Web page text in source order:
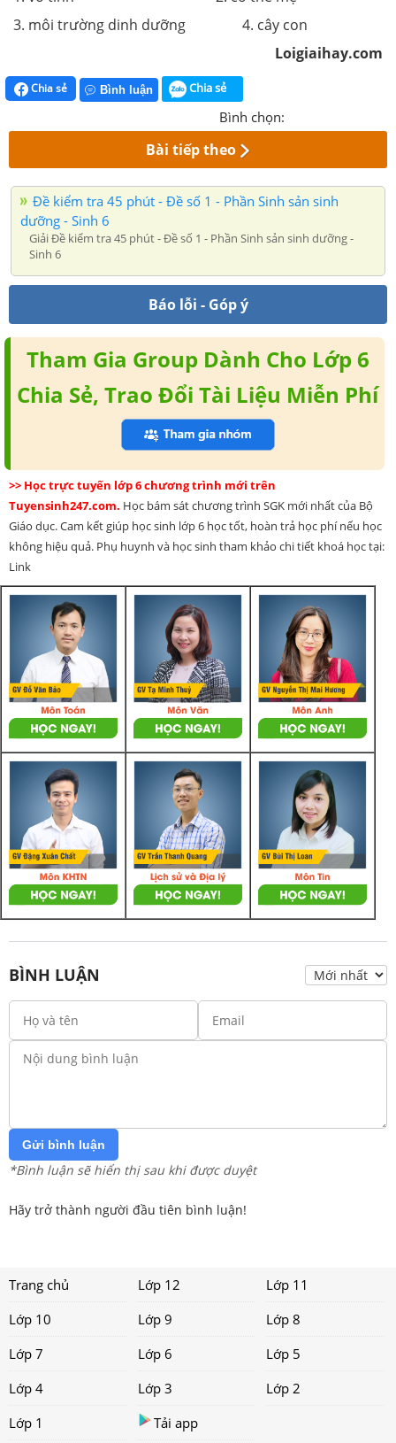
3. môi trường dinh dưỡng 4. cây con
Loigiaihay.com
Chia sẻ Bình luận Chia sẻ
Bình chọn:
Bài tiếp theo
Đề kiểm tra 45 phút - Đề số 1 - Phần Sinh sản sinh
dưỡng - Sinh 6
Giải Đề kiểm tra 45 phút - Đề số 1 - Phần Sinh sản sinh dưỡng -
Sinh 6
Báo lỗi - Góp ý
Tham Gia Group Dành Cho Lớp 6
Chia Sẻ, Trao Đổi Tài Liệu Miễn Phí
>> Học trực tuyến lớp 6 chương trình mới trên
Tuyensinh247.com. Học bám sát chương trình SGK mới nhất của Bộ
Giáo dục. Cam kết giúp học sinh lớp 6 học tốt, hoàn trả học phí nếu học
không hiệu quả. Phụ huynh và học sinh tham khảo chi tiết khoá học tại:
Link
BÌNH LUẬN
Gửi bình luận
*Bình luận sẽ hiển thị sau khi được duyệt
Hãy trở thành người đầu tiên bình luận!
Trang chủ Lớp 12
Lớp 11
Lớp 10
Lớp 9
Lớp 8
Lớp 7
Lớp 6
Lớp 5
Lớp 4
Lớp 3
Lớp 2
Lớp 1
Tải app